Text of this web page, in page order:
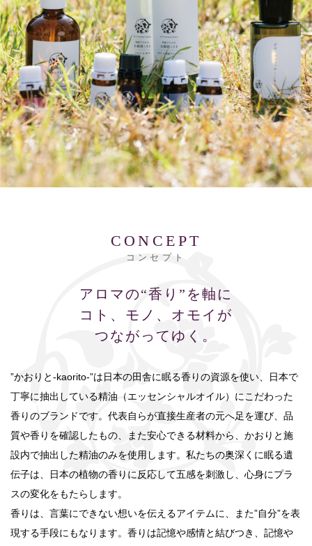
CONCEPT
コンセプト
アロマの“香り”を軸に
コト、モノ、オモイが
つながってゆく。
”かおりと-kaorito-”は日本の田舎に眠る香りの資源を使い、日本で
丁寧に抽出している精油（エッセンシャルオイル）にこだわった
香りのブランドです。代表自らが直接生産者の元へ足を運び、品
質や香りを確認したもの、また安心できる材料から、かおりと施
設内で抽出した精油のみを使用します。私たちの奥深くに眠る遺
伝子は、日本の植物の香りに反応して五感を刺激し、心身にプラ
スの変化をもたらします。
香りは、言葉にできない想いを伝えるアイテムに、また”自分”を表
現する手段にもなります。香りは記憶や感情と結びつき、記憶や